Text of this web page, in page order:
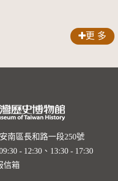
更 多
南區長和路一段250號
- 12:30、13:30 - 17:30
信箱